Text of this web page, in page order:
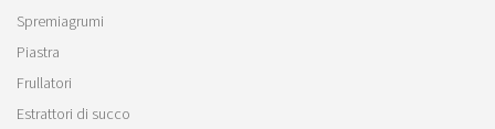
Spremiagrumi
Piastra
Frullatori
Estrattori di succo